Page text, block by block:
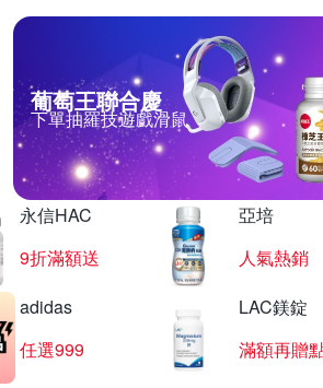
葡萄王聯合慶
下單抽羅技遊戲滑鼠
永信HAC
9折滿額送
亞培
人氣熱銷
adidas
任選999
LAC鎂錠
滿額再贈